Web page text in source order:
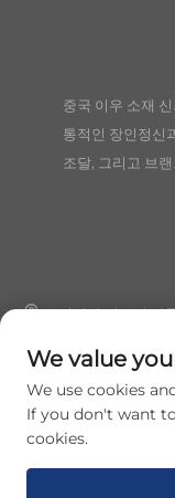
중국 이우 소재
통적인 장인정신
조달, 그리고 브
절강성 의오시 장
저작권 © 2026 이우 란츠
We value
We use cookies
If you don't want
cookies.